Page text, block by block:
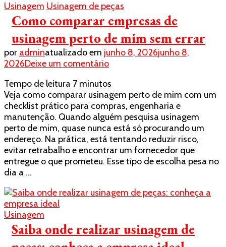
Usinagem Usinagem de peças
Como comparar empresas de
usinagem perto de mim sem errar
por adminatualizado em junho 8, 2026junho 8,
2026Deixe um comentárioem
comparar
empresas
de
usinagem
perto
de
mim
sem
Tempo de leitura 7 minutos
Veja como comparar usinagem perto de mim com um
checklist prático para compras, engenharia e
manutenção. Quando alguém pesquisa usinagem
perto de mim, quase nunca está só procurando um
endereço. Na prática, está tentando reduzir risco,
evitar retrabalho e encontrar um fornecedor que
entregue o que prometeu. Esse tipo de escolha pesa no
dia a …
Usinagem
Saiba onde realizar usinagem de